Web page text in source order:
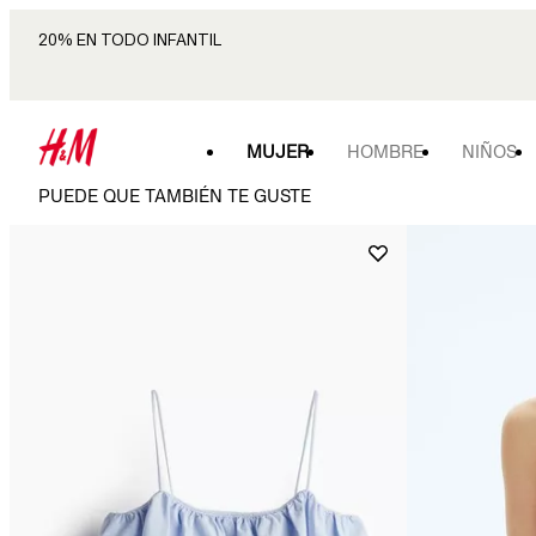
20% EN TODO INFANTIL
MUJER HOMBRE NIÑOS
PUEDE QUE TAMBIÉN TE GUSTE